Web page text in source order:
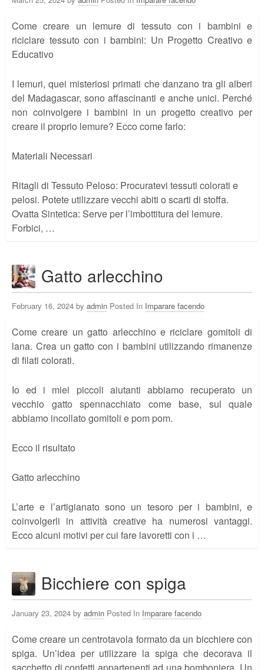
Come creare un lemure di tessuto con i bambini e
riciclare tessuto con i bambini: Un Progetto Creativo e
Educativo
I lemuri, quei misteriosi primati che danzano tra gli alberi
del Madagascar, sono affascinanti e anche unici. Perché
non coinvolgere i bambini in un progetto creativo per
creare il proprio lemure? Ecco come farlo:
Materiali Necessari
Ritagli di Tessuto Peloso: Procuratevi tessuti colorati e
pelosi. Potete utilizzare vecchi abiti o scarti di stoffa.
Ovatta Sintetica: Serve per l’imbottitura del lemure.
Forbici, …
Gatto arlecchino
February 16, 2024 by admin Posted In Imparare facendo
Come creare un gatto arlecchino e riciclare gomitoli di
lana. Crea un gatto con i bambini utilizzando rimanenze
di filati colorati.
Io ed i miei piccoli aiutanti abbiamo recuperato un
vecchio gatto spennacchiato come base, sul quale
abbiamo incollato gomitoli e pom pom.
Ecco il risultato
Gatto arlecchino
L’arte e l’artigianato sono un tesoro per i bambini, e
coinvolgerli in attività creative ha numerosi vantaggi.
Ecco alcuni motivi per cui fare lavoretti con i …
Bicchiere con spiga
January 23, 2024 by admin Posted In Imparare facendo
Come creare un centrotavola formato da un bicchiere con
spiga. Un’idea per utilizzare la spiga che decorava il